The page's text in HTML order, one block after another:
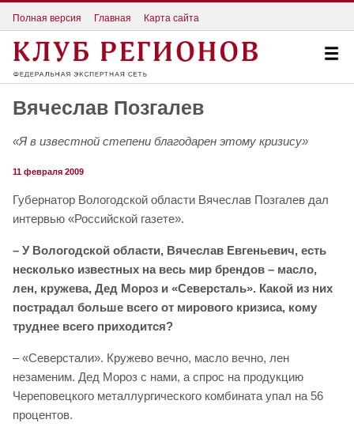
Полная версия Главная Карта сайта
Вячеслав Позгалев
«Я в известной степени благодарен этому кризису»
11 февраля 2009
Губернатор Вологодской области Вячеслав Позгалев дал
интервью «Российской газете».
– У Вологодской области, Вячеслав Евгеньевич, есть
несколько известных на весь мир брендов – масло,
лен, кружева, Дед Мороз и «Северсталь». Какой из них
пострадал больше всего от мирового кризиса, кому
труднее всего приходится?
– «Северстали». Кружево вечно, масло вечно, лен
незаменим. Дед Мороз с нами, а спрос на продукцию
Череповецкого металлургического комбината упал на 56
процентов.